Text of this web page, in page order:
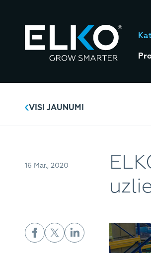
VISI JAUNUMI
16 Mar., 2020